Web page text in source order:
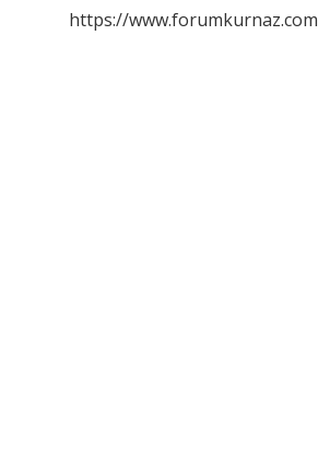
https://www.forumkurnaz.com